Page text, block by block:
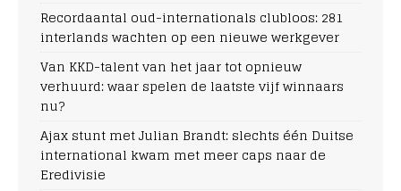
Recordaantal oud-internationals clubloos: 281
interlands wachten op een nieuwe werkgever
Van KKD-talent van het jaar tot opnieuw
verhuurd: waar spelen de laatste vijf winnaars
nu?
Ajax stunt met Julian Brandt: slechts één Duitse
international kwam met meer caps naar de
Eredivisie